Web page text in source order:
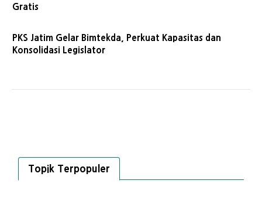
Gratis
PKS Jatim Gelar Bimtekda, Perkuat Kapasitas dan
Konsolidasi Legislator
Topik Terpopuler